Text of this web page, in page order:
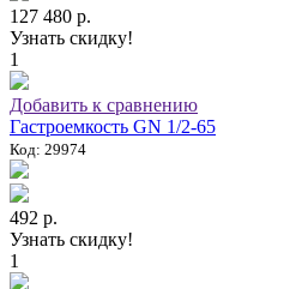
127 480 р.
Узнать скидку!
1
Добавить к сравнению
Гастроемкость GN 1/2-65
Код: 29974
492 р.
Узнать скидку!
1